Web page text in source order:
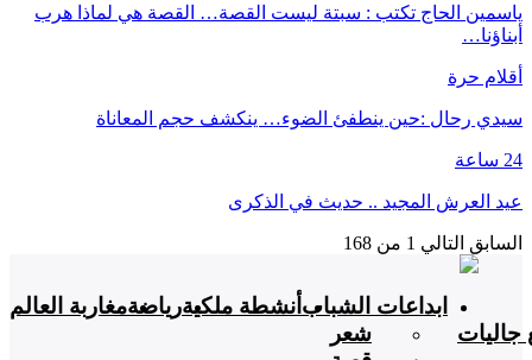
ياسمين الحاج تكتب : سبتة ليست القصة… القصة هي لماذا هرب
أبناؤنا…
أقلام حرة
سيدي رحال :حين ينطفئ الضوء… ينكشف حجم المعاناة
24 ساعة
عيد العرش المجيد .. حديث في الذكرى
السابق التالي 1 من 168
جاليات
ابداعات الشباب
شعر
أنشطة ملكيةرياضةمغاربة العالم